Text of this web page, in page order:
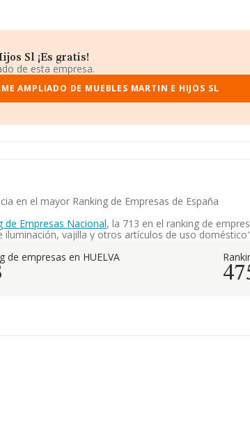
Sl ¡Es gratis!
de esta empresa.
AMPLIADO DE MUEBLES MARTIN E HIJOS SL
en el mayor Ranking de Empresas de España
de Empresas Nacional, la 713 en el ranking de
vajilla y otros artículos de uso
de empresas en HUELVA